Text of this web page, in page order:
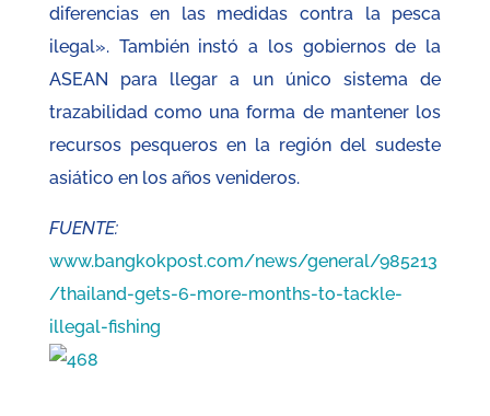
diferencias en las medidas contra la pesca
ilegal». También instó a los gobiernos de la
ASEAN para llegar a un único sistema de
trazabilidad como una forma de mantener los
recursos pesqueros en la región del sudeste
asiático en los años venideros.
FUENTE:
www.bangkokpost.com/news/general/985213
/thailand-gets-6-more-months-to-tackle-
illegal-fishing